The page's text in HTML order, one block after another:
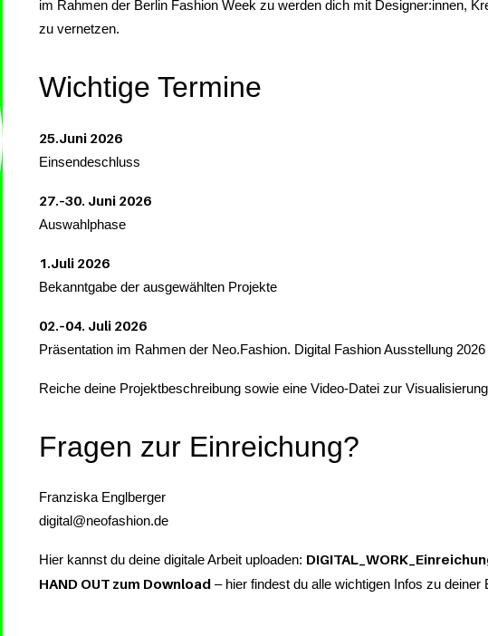
im Rahmen der Berlin Fashion Week zu werden dich mit Designer:innen,
zu vernetzen.
Wichtige Termine
25.Juni 2026
Einsendeschluss
27.–30. Juni 2026
Auswahlphase
1.Juli 2026
Bekanntgabe der ausgewählten Projekte
02.–04. Juli 2026
Präsentation im Rahmen der Neo.Fashion. Digital Fashion Ausstellung 2026
Reiche deine Projektbeschreibung sowie eine Video-Datei zur
Fragen zur Einreichung?
Franziska Englberger
digital@neofashion.de
Hier kannst du deine digitale Arbeit uploaden:
HAND OUT zum Download– hier findest du alle wichtigen Infos zu deiner